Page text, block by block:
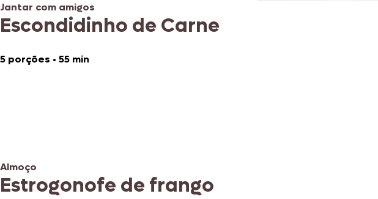
Jantar com amigos
Escondidinho de Carne
5 porções • 55 min
Almoço
Estrogonofe de frango